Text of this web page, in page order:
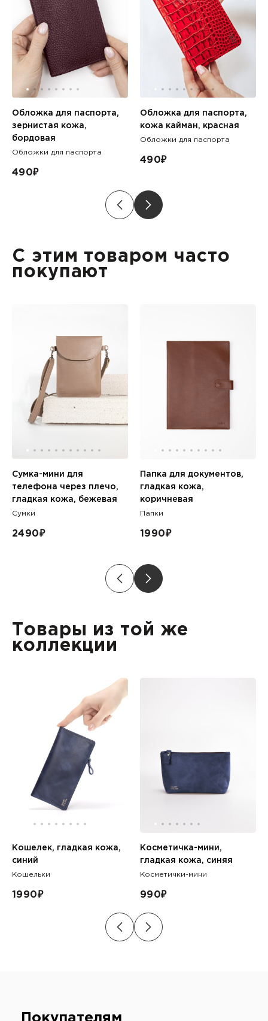
Обложка для паспорта,
зернистая кожа,
бордовая
Обложки для паспорта
490₽
Обложка для паспорта,
кожа кайман, красная
Обложки для паспорта
490₽
С этим товаром часто
покупают
Сумка-мини для
телефона через плечо,
гладкая кожа, бежевая
Сумки
2490₽
Папка для документов,
гладкая кожа,
коричневая
Папки
1990₽
Товары из той же
коллекции
Кошелек, гладкая кожа,
синий
Кошельки
1990₽
Косметичка-мини,
гладкая кожа, синяя
Косметички-мини
990₽
Покупателям